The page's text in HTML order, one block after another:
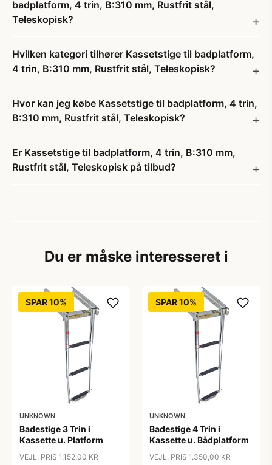
badplatform, 4 trin, B:310 mm, Rustfrit stål,
Teleskopisk?
Hvilken kategori tilhører Kassetstige til badplatform,
4 trin, B:310 mm, Rustfrit stål, Teleskopisk?
Hvor kan jeg købe Kassetstige til badplatform, 4 trin,
B:310 mm, Rustfrit stål, Teleskopisk?
Er Kassetstige til badplatform, 4 trin, B:310 mm,
Rustfrit stål, Teleskopisk på tilbud?
Du er måske interesseret i
SPAR 10%
UNKNOWN
Badestige 3 Trin i
Kassette u. Platform
VEJL. PRIS 1.152,00 KR
SPAR 10%
UNKNOWN
Badestige 4 Trin i
Kassette u. Bådplatform
VEJL. PRIS 1.350,00 KR